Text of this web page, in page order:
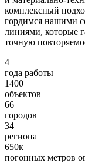
комплексный
гордимся нашими
линиями, которые
точную
4
года работы
1400
объектов
66
городов
34
региона
650к
погонных метров